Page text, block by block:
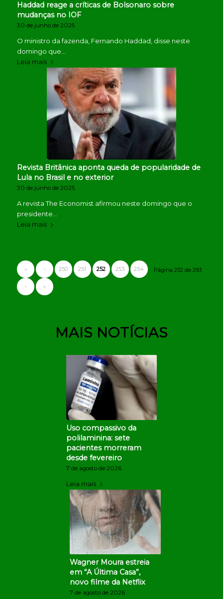
Haddad reage a críticas de Bolsonaro sobre
mudanças no IOF
30 de junho de 2025
O ministro da fazenda, Fernando Haddad, disse neste
domingo que…
Leia mais
Revista Britânica aponta queda de popularidade de
Lula no Brasil e no exterior
30 de junho de 2025
A revista The Economist afirmou neste domingo que o
presidente…
Leia mais
Página 252 de 293
« ‹ 250 251 252 253 254
› »
MAIS NOTÍCIAS
Uso compassivo da
polilaminina: sete
pacientes morreram
desde fevereiro
7 de agosto de 2026
Leia mais
Wagner Moura estreia
em “A Última Casa”,
novo filme da Netflix
7 de agosto de 2026